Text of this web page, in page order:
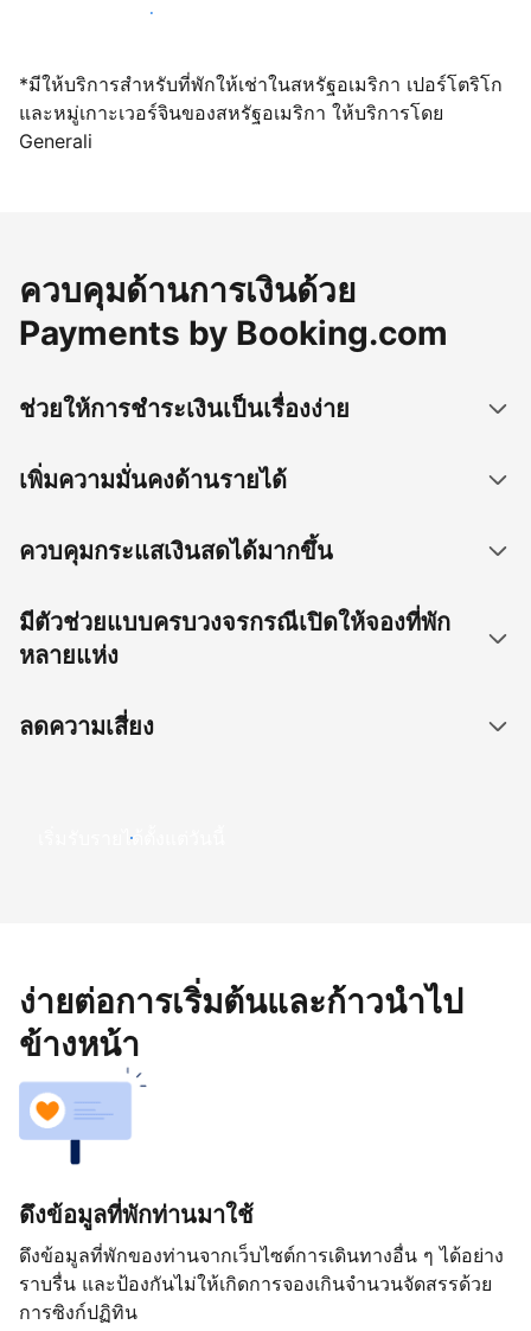
เปิดให้จองผ่านเราตั้งแต่วันนี้
*มีให้บริการสำหรับที่พักให้เช่าในสหรัฐอเมริกา เปอร์โตริโก
และหมู่เกาะเวอร์จินของสหรัฐอเมริกา ให้บริการโดย
Generali
ควบคุมด้านการเงินด้วย
Payments by Booking.com
ช่วยให้การชำระเงินเป็นเรื่องง่าย
เพิ่มความมั่นคงด้านรายได้
ควบคุมกระแสเงินสดได้มากขึ้น
มีตัวช่วยแบบครบวงจรกรณีเปิดให้จองที่พัก
หลายแห่ง
ลดความเสี่ยง
เริ่มรับรายได้ตั้งแต่วันนี้
ง่ายต่อการเริ่มต้นและก้าวนำไป
ข้างหน้า
ดึงข้อมูลที่พักท่านมาใช้
ดึงข้อมูลที่พักของท่านจากเว็บไซต์การเดินทางอื่น ๆ ได้อย่าง
ราบรื่น และป้องกันไม่ให้เกิดการจองเกินจำนวนจัดสรรด้วย
การซิงก์ปฏิทิน